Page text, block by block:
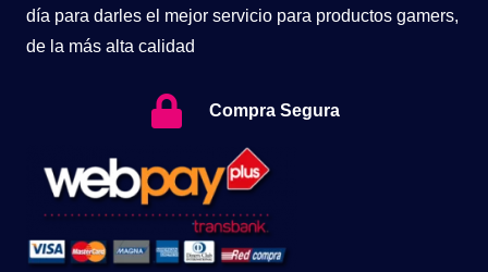
día para darles el mejor servicio para productos gamers,
de la más alta calidad
Compra Segura